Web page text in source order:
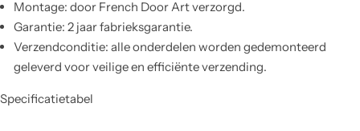
Montage: door French Door Art verzorgd.
Garantie: 2 jaar fabrieksgarantie.
Verzendconditie: alle onderdelen worden gedemonteerd
geleverd voor veilige en efficiënte verzending.
Specificatietabel